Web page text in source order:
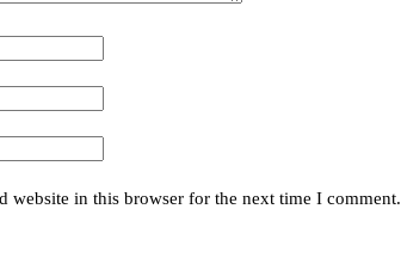
website in this browser for the next time I comment.